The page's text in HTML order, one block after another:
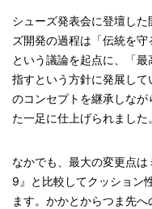
シューズ発表会に登壇し
ズ開発の過程は「伝統を守
という議論を起点に、「
指すという方針に発展し
のコンセプトを継承しな
た一足に仕上げられました。
なかでも、最大の変更点は
9』と比較してクッション
ます。かかとからつま先